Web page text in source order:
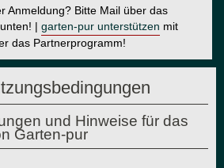
Anmeldung? Bitte Mail über das
| garten-pur unterstützen mit
das Partnerprogramm!
und Hinweise für das
Garten-pur